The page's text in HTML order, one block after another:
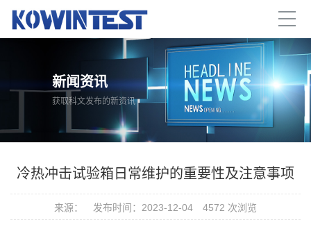
新闻资讯
获取科文发布的新资讯
冷热冲击试验箱日常维护的重要性及注意事项
来源： 发布时间：2023-12-04 4572 次浏览